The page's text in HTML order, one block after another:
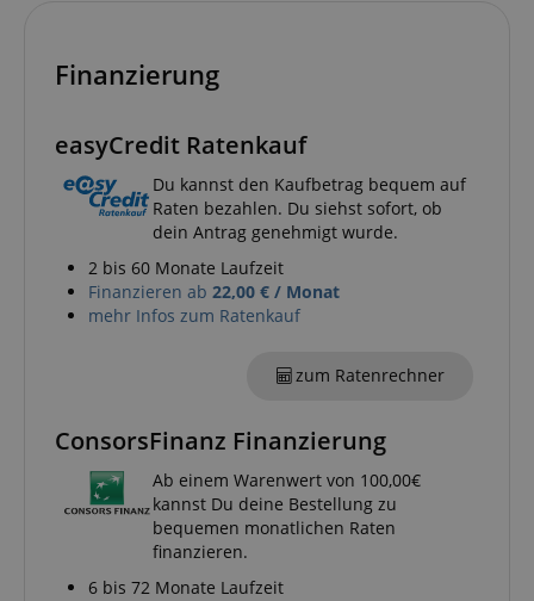
Finanzierung
easyCredit Ratenkauf
Du kannst den Kaufbetrag bequem auf
Raten bezahlen. Du siehst sofort, ob
dein Antrag genehmigt wurde.
2 bis 60 Monate Laufzeit
Finanzieren ab 22,00 € / Monat
mehr Infos zum Ratenkauf
zum Ratenrechner
ConsorsFinanz Finanzierung
Ab einem Warenwert von 100,00€
kannst Du deine Bestellung zu
bequemen monatlichen Raten
finanzieren.
6 bis 72 Monate Laufzeit
session-token
Amazon
.amazon.com
language